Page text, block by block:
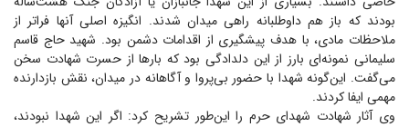
بودند که باز هم داوطلبانه راهی میدان شدند. انگیزه اصلی آنها فراتر از
ملاحظات مادی، با هدف پیشگیری از اقدامات دشمن بود. شهید حاج قاسم
سلیمانی نمونه‌ای بارز از این دلدادگی بود که بار‌ها از حسرت شهادت سخن
می‌گفت. این‌گونه شهدا با حضور بی‌پروا و آگاهانه در میدان، نقش بازدارنده
مهمی ایفا کردند.
وی آثار شهادت شهدای حرم را این‌طور تشریح کرد: اگر این شهدا نبودند،